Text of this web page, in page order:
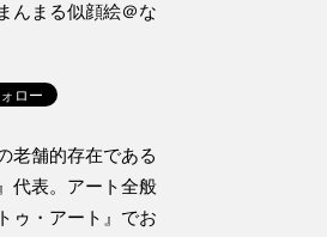
んまる似顔絵＠な
老舗的存在である
代表。アート全般
ゥ・アート』でお